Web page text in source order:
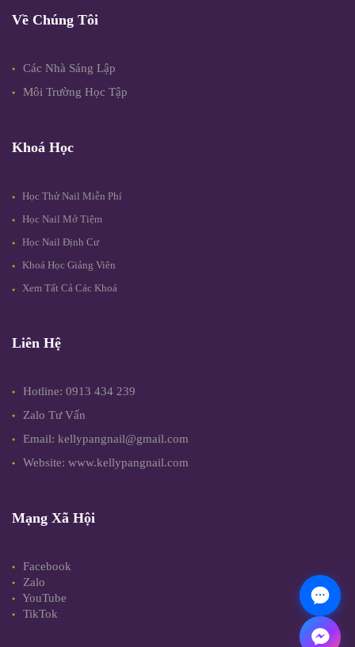
Về Chúng Tôi
Các Nhà Sáng Lập
Môi Trường Học Tập
Khoá Học
Học Thử Nail Miễn Phí
Học Nail Mở Tiệm
Học Nail Định Cư
Khoá Học Giảng Viên
Xem Tất Cả Các Khoá
Liên Hệ
Hotline: 0913 434 239
Zalo Tư Vấn
Email: kellypangnail@gmail.com
Website: www.kellypangnail.com
Mạng Xã Hội
Facebook
Zalo
YouTube
TikTok